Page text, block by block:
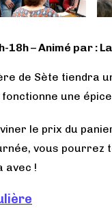
18h –Animé par :
de Sète tiendra
fonctionne une
le prix du
vous pourrez
avec !